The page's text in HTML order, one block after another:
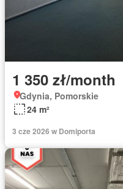
1 350 zł/month
Gdynia, Pomorskie
24 m²
3 cze 2026 w Domiporta